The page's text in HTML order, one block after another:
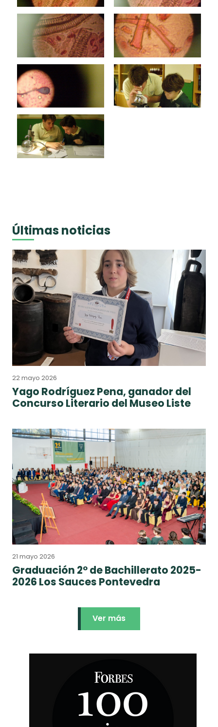
Últimas noticias
22 mayo 2026
Yago Rodríguez Pena, ganador del
Concurso Literario del Museo Liste
21 mayo 2026
Graduación 2º de Bachillerato 2025-
2026 Los Sauces Pontevedra
Ver más